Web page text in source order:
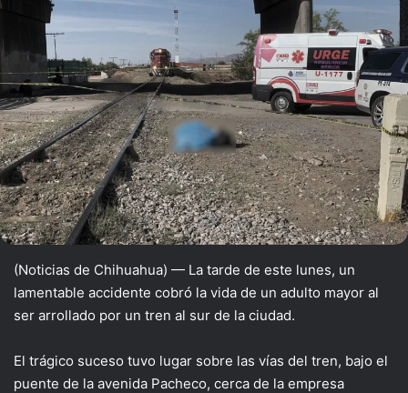
(Noticias de Chihuahua) — La tarde de este lunes, un
lamentable accidente cobró la vida de un adulto mayor al
ser arrollado por un tren al sur de la ciudad.
El trágico suceso tuvo lugar sobre las vías del tren, bajo el
puente de la avenida Pacheco, cerca de la empresa